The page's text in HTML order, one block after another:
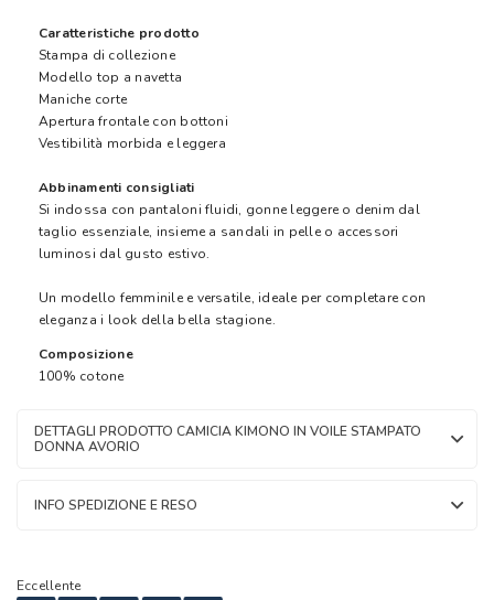
Caratteristiche prodotto
Stampa di collezione
Modello top a navetta
Maniche corte
Apertura frontale con bottoni
Vestibilità morbida e leggera
Abbinamenti consigliati
Si indossa con pantaloni fluidi, gonne leggere o denim dal
taglio essenziale, insieme a sandali in pelle o accessori
luminosi dal gusto estivo.
Un modello femminile e versatile, ideale per completare con
eleganza i look della bella stagione.
Composizione
100% cotone
DETTAGLI PRODOTTO CAMICIA KIMONO IN VOILE STAMPATO
DONNA AVORIO
INFO SPEDIZIONE E RESO
Eccellente